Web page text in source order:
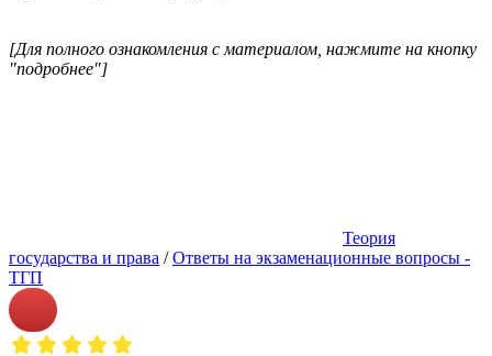
[Для полного ознакомления с материалом, нажмите на кнопку
"подробнее"]
Теория
государства и права /Ответы на экзаменационные вопросы -
ТГП